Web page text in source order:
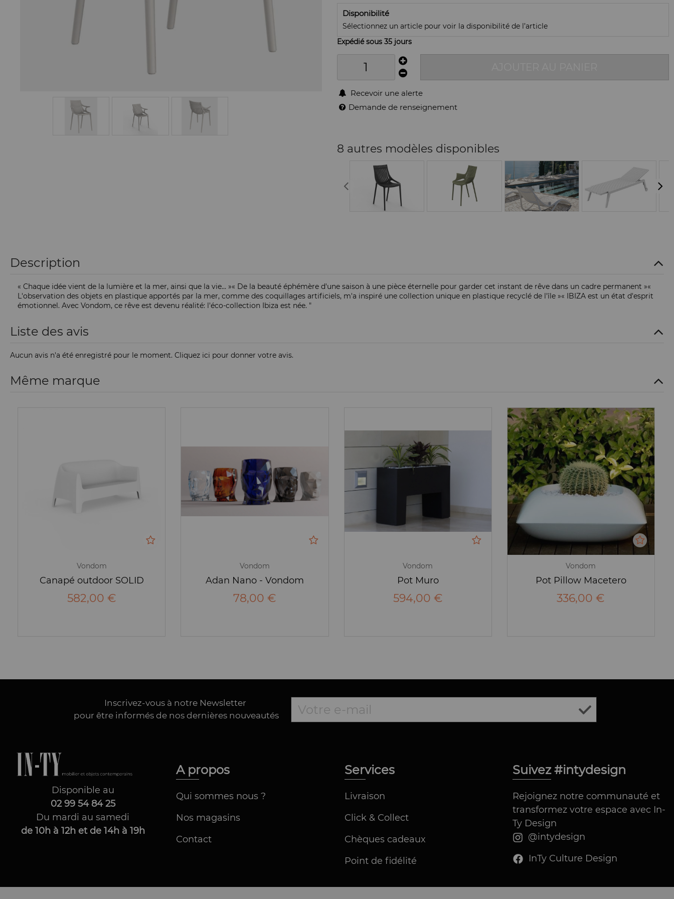
Disponibilité
Sélectionnez un article pour voir la disponibilité de l’article
Expédié sous 35 jours
Recevoir une alerte
Demande de renseignement
8 autres modèles disponibles
Description
« Chaque idée vient de la lumière et la mer, ainsi que la vie... »« De la beauté éphémère d'une saison à une pièce éternelle pour garder cet instant de rêve dans un cadre permanent »«
L'observation des objets en plastique apportés par la mer, comme des coquillages artificiels, m'a inspiré une collection unique en plastique recyclé de l'île »« IBIZA est un état d'esprit
émotionnel. Avec Vondom, ce rêve est devenu réalité: l'éco-collection Ibiza est née. "
Liste des avis
Aucun avis n'a été enregistré pour le moment. Cliquez ici pour donner votre avis.
Même marque
Vondom
Canapé outdoor SOLID
582,00 €
Vondom
Adan Nano - Vondom
78,00 €
Vondom
Pot Muro
594,00 €
Vondom
Pot Pillow Macetero
336,00 €
Inscrivez-vous à notre Newsletter
pour être informés de nos dernières nouveautés
Disponible au
02 99 54 84 25
Du mardi au samedi
de 10h à 12h et de 14h à 19h
A propos
Qui sommes nous ?
Nos magasins
Contact
Services
Livraison
Click & Collect
Chèques cadeaux
Point de fidélité
Suivez #intydesign
Rejoignez notre communauté et
transformez votre espace avec In-
Ty Design
@intydesign
InTy Culture Design